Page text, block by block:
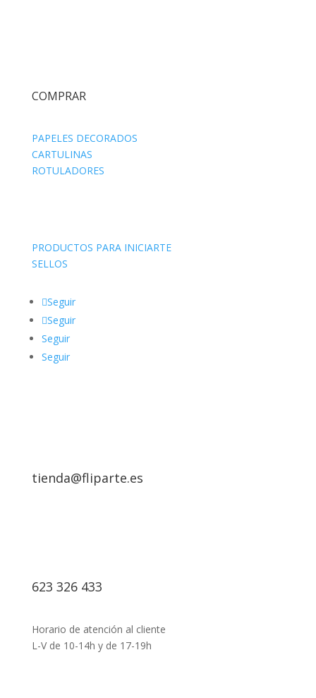
COMPRAR
PAPELES DECORADOS
CARTULINAS
ROTULADORES
PRODUCTOS PARA INICIARTE
SELLOS
Seguir
Seguir
Seguir
Seguir
tienda@fliparte.es
623 326 433
Horario de atención al cliente
L-V de 10-14h y de 17-19h